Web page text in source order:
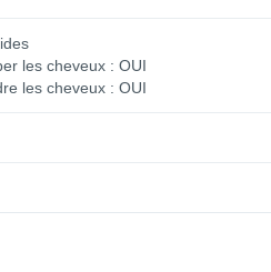
les cheveux : OUI
les cheveux : OUI